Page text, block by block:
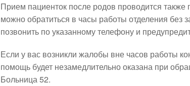
Прием пациенток после родов проводится также
можно обратиться в часы работы отделения без
позвонить по указанному телефону и
Если у вас возникли жалобы вне часов работы
помощь будет незамедлительно оказана при
Больница 52.